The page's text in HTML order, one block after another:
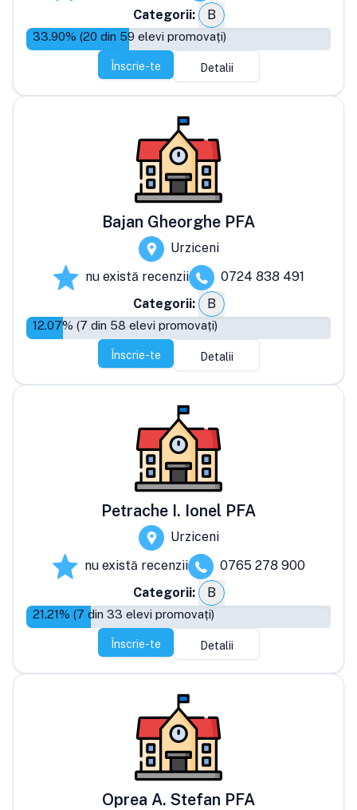
Categorii: B
33.90% (20 din 59 elevi promovați)
Înscrie-te Detalii
Bajan Gheorghe PFA
Urziceni
nu există recenzii
0724 838 491
Categorii:
B
12.07% (7 din 58 elevi promovați)
Înscrie-te Detalii
Petrache I. Ionel PFA
Urziceni
nu există recenzii
0765 278 900
Categorii:
B
21.21% (7 din 33 elevi promovați)
Înscrie-te Detalii
Oprea A. Stefan PFA